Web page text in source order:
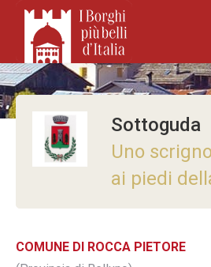
Sottoguda
Uno
ai piedi
COMUNE DI ROCCA PIETORE